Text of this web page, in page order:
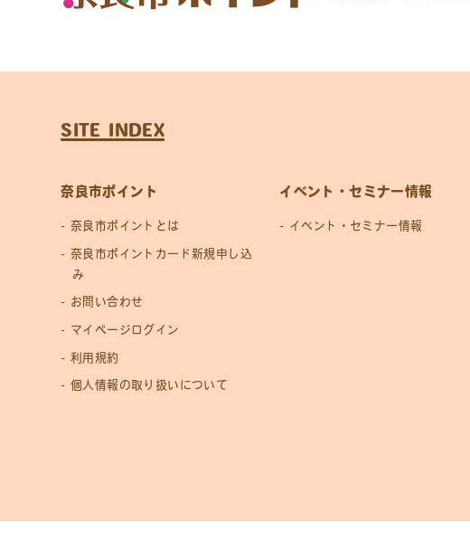
SITE INDEX
奈良市ポイント
奈良市ポイントとは
奈良市ポイントカード新規申し込
み
お問い合わせ
マイページログイン
利用規約
個人情報の取り扱いについて
イベント・セミナー情報
イベント・セミナー情報